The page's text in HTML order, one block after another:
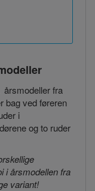
fra
bag ved føreren
i
og to ruder
i årsmodellen fra
variant!